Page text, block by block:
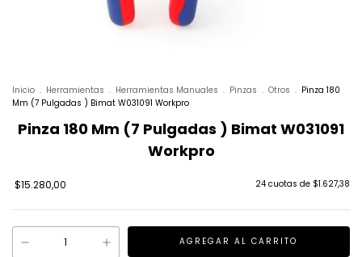
Inicio . Herramientas . Herramientas Manuales . Pinzas . Otros . Pinza 180
Mm (7 Pulgadas ) Bimat W031091 Workpro
Pinza 180 Mm (7 Pulgadas ) Bimat W031091
Workpro
$15.280,00 24 cuotas de $1.627,38